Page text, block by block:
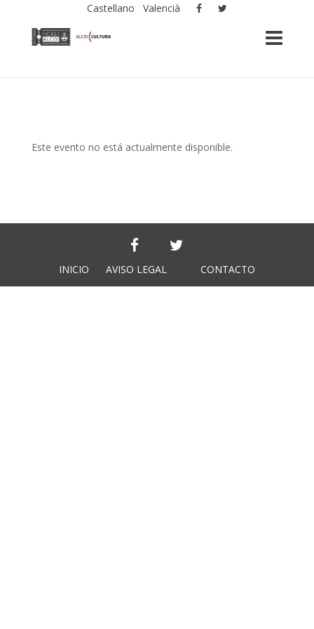
Castellano Valencià
Este evento no está actualmente disponible.
INICIO AVISO LEGAL CONTACTO